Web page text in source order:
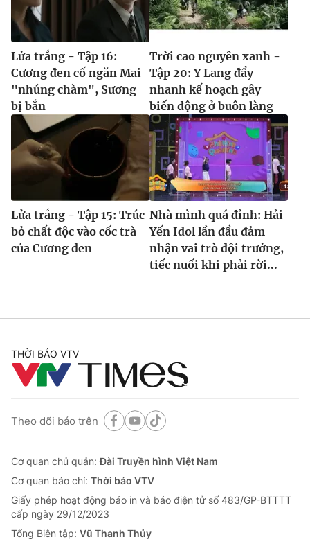
Lửa trắng - Tập 16:
Cương đen cố ngăn Mai
"nhúng chàm", Sương
bị bắn
Trời cao nguyên xanh -
Tập 20: Y Lang đẩy
nhanh kế hoạch gây
biến động ở buôn làng
Lửa trắng - Tập 15: Trúc
bỏ chất độc vào cốc trà
của Cương đen
Nhà mình quá đỉnh: Hải
Yến Idol lần đầu đảm
nhận vai trò đội trưởng,
tiếc nuối khi phải rời...
THỜI BÁO VTV
Theo dõi báo trên
Cơ quan chủ quản:Đài Truyền hình Việt Nam
Cơ quan báo chí: Thời báo VTV
Giấy phép hoạt động báo in và báo điện tử số 483/GP-BTTTT
cấp ngày 29/12/2023
Tổng Biên tập: Vũ Thanh Thủy